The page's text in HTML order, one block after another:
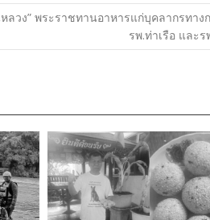
หลวง” พระราชทานอาหารแก่บุคลากรทาง
รพ.ท่าเรือ และ